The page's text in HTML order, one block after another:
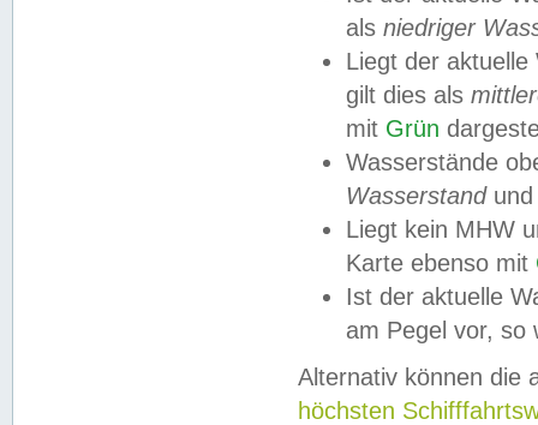
als niedriger
Liegt der
gilt dies als
mit Grün
Wasserstände
Wasserstandund
Liegt kein MHW
Karte ebenso mit
Ist der aktuelle
am Pegel vor,
Alternativ können die
höchsten